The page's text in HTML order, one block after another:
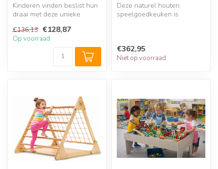
Kinderen vinden beslist hun
draai met deze unieke
ing...
€136,13 €128,87
Op voorraad
Deze naturel houten
speelgoedkeuken is
€362,95
Niet op voorraad